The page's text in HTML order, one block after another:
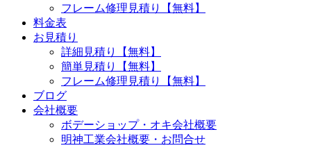
フレーム修理見積り【無料】
料金表
お見積り
詳細見積り【無料】
簡単見積り【無料】
フレーム修理見積り【無料】
ブログ
会社概要
ボデーショップ・オキ会社概要
明神工業会社概要・お問合せ